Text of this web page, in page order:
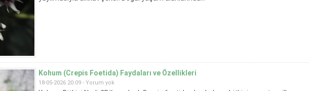
Kohum (Crepis Foetida) Faydaları ve Özellikleri
18-05-2026 20:09 - Yorum yok